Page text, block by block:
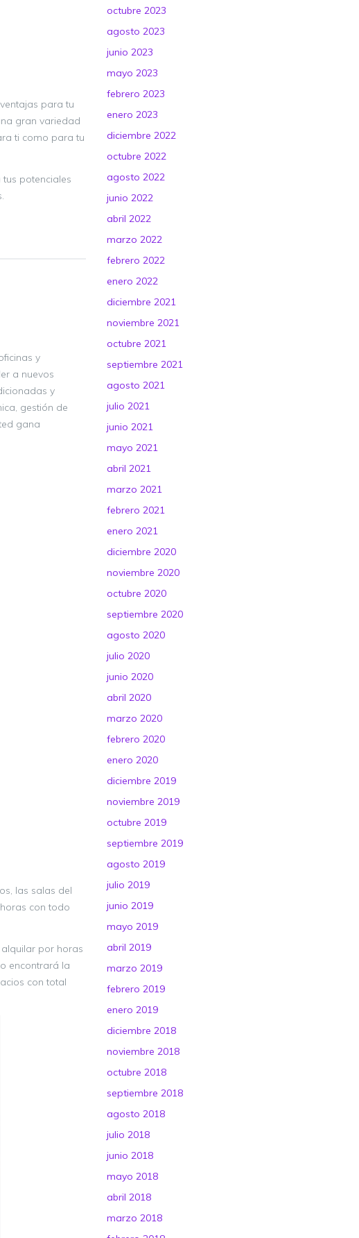
para tu
gran variedad
ti como para tu
potenciales
y
a nuevos
y
gestión de
gana
las salas del
con todo
por horas
encontrará la
con total
octubre 2023
agosto 2023
junio 2023
mayo 2023
febrero 2023
enero 2023
diciembre 2022
octubre 2022
agosto 2022
junio 2022
abril 2022
marzo 2022
febrero 2022
enero 2022
diciembre 2021
noviembre 2021
octubre 2021
septiembre 2021
agosto 2021
julio 2021
junio 2021
mayo 2021
abril 2021
marzo 2021
febrero 2021
enero 2021
diciembre 2020
noviembre 2020
octubre 2020
septiembre 2020
agosto 2020
julio 2020
junio 2020
abril 2020
marzo 2020
febrero 2020
enero 2020
diciembre 2019
noviembre 2019
octubre 2019
septiembre 2019
agosto 2019
julio 2019
junio 2019
mayo 2019
abril 2019
marzo 2019
febrero 2019
enero 2019
diciembre 2018
noviembre 2018
octubre 2018
septiembre 2018
agosto 2018
julio 2018
junio 2018
mayo 2018
abril 2018
marzo 2018